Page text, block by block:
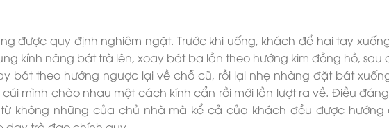
được quy định nghiêm ngặt. Trước khi uống, khách để hai tay
kính nâng bát trà lên, xoay bát ba lần theo hướng kim đồng hồ, sau
bát theo hướng ngược lại về chỗ cũ, rồi lại nhẹ nhàng đặt bát
mình chào nhau một cách kính cẩn rồi mới lần lượt ra về. Điều
không những của chủ nhà mà kể cả của khách đều được hướng